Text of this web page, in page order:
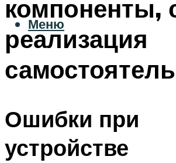
Меню
компоненты,
реализация
Ошибки при
устройстве